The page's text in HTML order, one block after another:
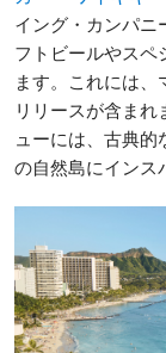
イング・カンパ
フトビールやスペ
ます。これには
リリースが含ま
ューには、古典的
の自然島にインス